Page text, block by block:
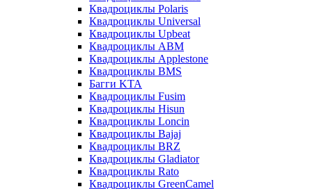
Квадроциклы Polaris
Квадроциклы Universal
Квадроциклы Upbeat
Квадроциклы ABM
Квадроциклы Applestone
Квадроциклы BMS
Багги KTA
Квадроциклы Fusim
Квадроциклы Hisun
Квадроциклы Loncin
Квадроциклы Bajaj
Квадроциклы BRZ
Квадроциклы Gladiator
Квадроциклы Rato
Квадроциклы GreenCamel